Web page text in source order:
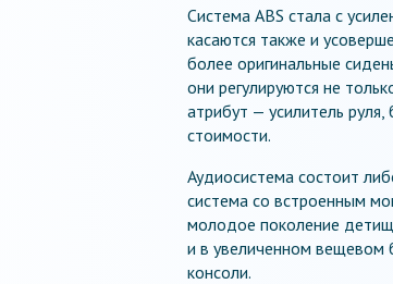
Система ABS стала с
касаются также и
более оригинальные
они регулируются не
атрибут — усилитель
стоимости.
Аудиосистема состоит
система со встроенным
молодое поколение
и в увеличенном вещевом
консоли.